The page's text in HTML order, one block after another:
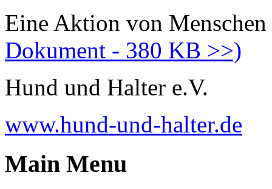
Eine Aktion von
Dokument - 380 KB >>)
Hund und Halter e.V.
www.hund-und-halter.de
Main Menu